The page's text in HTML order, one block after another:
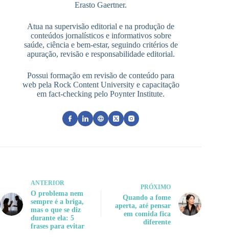
Erasto Gaertner.
Atua na supervisão editorial e na produção de
conteúdos jornalísticos e informativos sobre
saúde, ciência e bem-estar, seguindo critérios de
apuração, revisão e responsabilidade editorial.
Possui formação em revisão de conteúdo para
web pela Rock Content University e capacitação
em fact-checking pelo Poynter Institute.
ANTERIOR
O problema nem
sempre é a briga,
mas o que se diz
durante ela: 5
frases para evitar
PRÓXIMO
Quando a fome
aperta, até pensar
em comida fica
diferente